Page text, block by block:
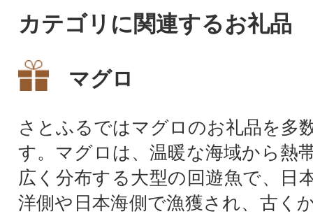
カテゴリに関連するお礼品
マグロ
さとふるではマグロのお礼品を多
す。マグロは、温暖な海域から熱
広く分布する大型の回遊魚で、日
洋側や日本海側で漁獲され、古く